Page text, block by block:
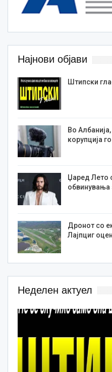
Најнови објави
Штипски
Во
корупција
Џаред Лето
обвинувања
Дронот со
Лајпциг
Неделен актуел